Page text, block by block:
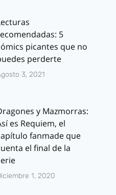
5
picantes que no
perderte
3, 2021
y Mazmorras:
es Requiem, el
fanmade que
el final de la
1, 2020